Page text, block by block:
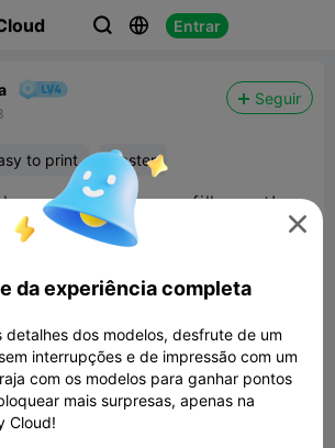
  Entrar
Seguir
to print easter
good with brown fillament!
EasterBunny
Modelo 3D Relacionado

da experiência completa
detalhes dos modelos, desfrute de um
interrupções e de impressão com um
com os modelos para ganhar pontos
mais surpresas, apenas na
Cloud!